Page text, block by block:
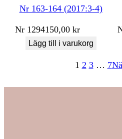
Nr 163-164 (2017:3-4)
Nr 1294150,00kr
Lägg till i varukorg
1 2 3 … 7